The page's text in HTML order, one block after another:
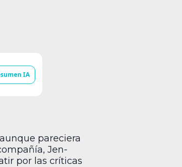
IA
pareciera
Jen-
por las críticas